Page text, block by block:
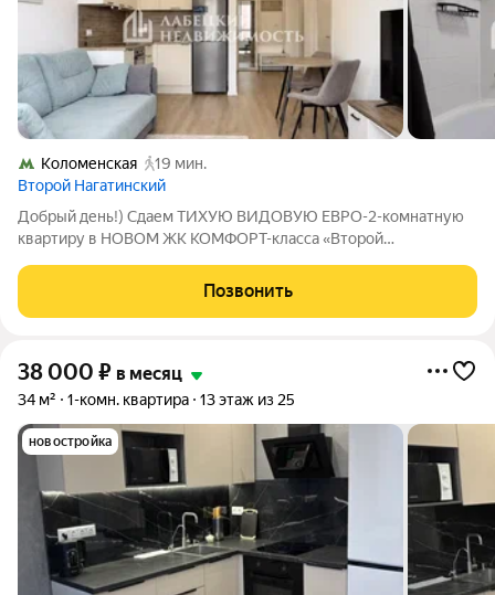
Коломенская
19 мин.
Второй Нагатинский
Добрый день!) Сдаем ТИХУЮ ВИДОВУЮ ЕВРО-2-комнатную
квартиру в НОВОМ ЖК КОМФОРТ-класса «Второй
фотографии соответствуют действительности.
Позвонить
38 000 ₽ в месяц
34 м² 1-комн. квартира 13 этаж из 25
новостройка